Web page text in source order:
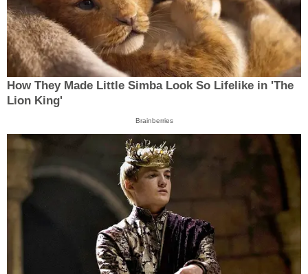
How They Made Little Simba Look So Lifelike in 'The
Lion King'
Brainberries